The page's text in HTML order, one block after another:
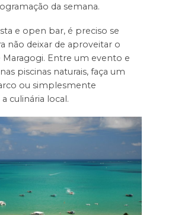
da semana.
e open bar, é preciso se
não deixar de aproveitar o
Maragogi. Entre um evento e
piscinas naturais, faça um
ou simplesmente
culinária local.